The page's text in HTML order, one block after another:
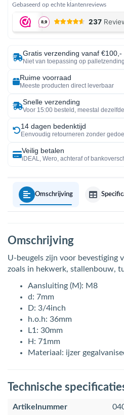
Gebaseerd op echte klantenreviews
Gratis verzending vanaf €100,-
Niet van toepassing op
Ruime voorraad
Meeste producten direct leverbaar
Snelle verzending
Voor 15:00 besteld, meestal
14 dagen bedenktijd
Eenvoudig retourneren zonder gedoe
Veilig betalen
iDEAL, Wero, achteraf of
Omschrijving
Omschrijving
U-beugels zijn voor bevestiging
zoals in hekwerk, stallenbouw,
Aansluiting (M): M8
d: 7mm
D: 3/4inch
h.o.h: 36mm
L1: 30mm
H: 71mm
Materiaal: ijzer
Technische
Artikelnummer